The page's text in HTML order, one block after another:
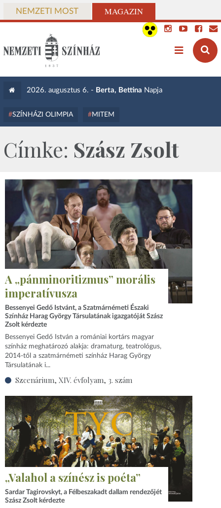
NEMZETI MOST MAGAZIN
2026. augusztus 6. - Berta, Bettina Napja
SZÍNHÁZI OLIMPIA MITEM
Címke: Szász Zsolt
A „pánminoritizmus” morális
imperatívusza
Bessenyei Gedő Istvánt, a Szatmárnémeti Északi
Színház Harag György Társulatának igazgatóját Szász
Zsolt kérdezte
Bessenyei Gedő István a romániai kortárs magyar
színház meghatározó alakja: dramaturg, teatrológus,
2014‑től a szatmárnémeti színház Harag György
Társulatának i...
Szcenárium, XIV. évfolyam, 3. szám
„Valahol a színész is poéta”
Sardar Tagirovskyt, a Félbeszakadt dallam rendezőjét
Szász Zsolt kérdezte